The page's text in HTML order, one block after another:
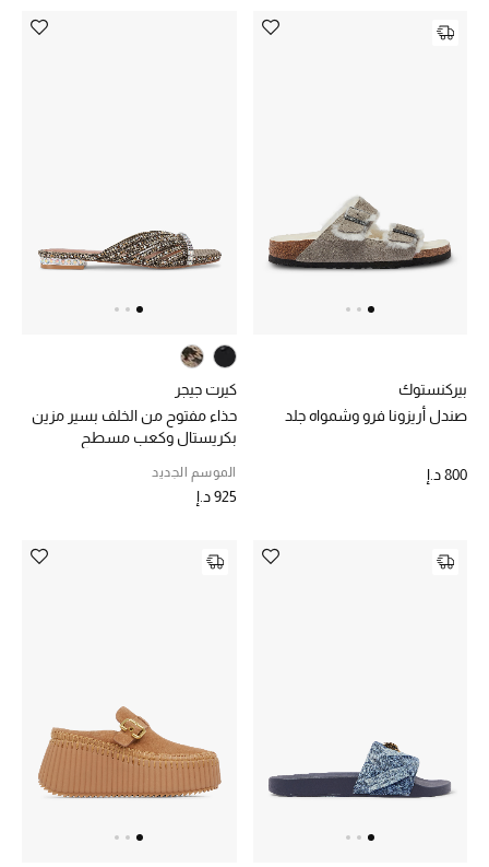
بيركنستوك
صندل أريزونا فرو وشمواه جلد
800 د.إ
كيرت جيجر
حذاء مفتوح من الخلف بسير مزين
بكريستال وكعب مسطح
الموسم الجديد
925 د.إ